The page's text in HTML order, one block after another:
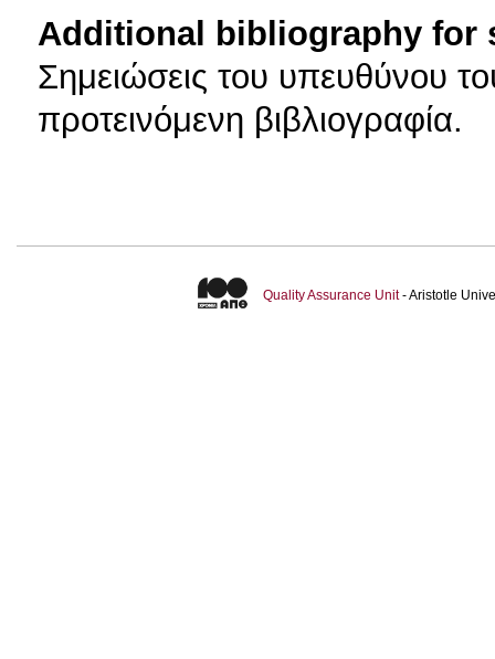
Additional bibliography for
Σημειώσεις του υπευθύνου
προτεινόμενη βιβλιογραφία.
Quality Assurance Unit- Aristotle